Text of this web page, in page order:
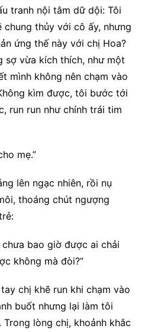
tranh nội tâm dữ dội: Tôi
thủy với cô ấy, nhưng
ứng thế này với chị Hoa?
sợ vừa kích thích, như một
mình không nên chạm vào
kìm được, tôi bước tới
run run như chính trái tim
mẹ.”
lên ngạc nhiên, rồi nụ
thoáng chút ngượng
chưa bao giờ được ai chải
không mà đòi?”
chị khẽ run khi chạm vào
buốt nhưng lại làm tôi
lòng chị, khoảnh khắc